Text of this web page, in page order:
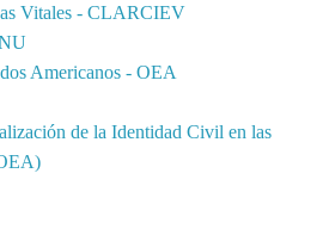
Vitales - CLARCIEV
Americanos - OEA
de la Identidad Civil en las